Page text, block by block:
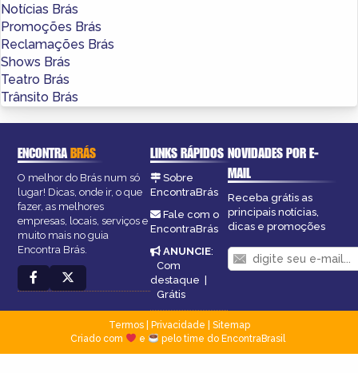
Notícias Brás
Promoções Brás
Reclamações Brás
Shows Brás
Teatro Brás
Trânsito Brás
ENCONTRABRÁS
O melhor do Brás num só
lugar! Dicas, onde ir, o que
fazer, as melhores
empresas, locais, serviços e
muito mais no guia
Encontra Brás.
LINKS RÁPIDOS
Sobre
EncontraBrás
Fale com o
EncontraBrás
ANUNCIE:
Com
destaque
Grátis
NOVIDADES POR E-
MAIL
Receba grátis as
principais notícias,
dicas e promoções
Termos| Privacidade
Sitemap
Criado com
e pelo time do EncontraBrasil